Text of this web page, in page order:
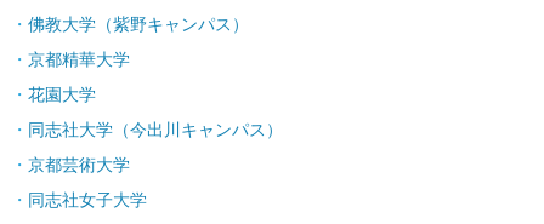
佛教大学（紫野キャンパス）
京都精華大学
花園大学
同志社大学（今出川キャンパス）
京都芸術大学
同志社女子大学